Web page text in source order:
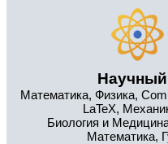
Математика, Физика,
LaTeX,
Биология и
Математика,